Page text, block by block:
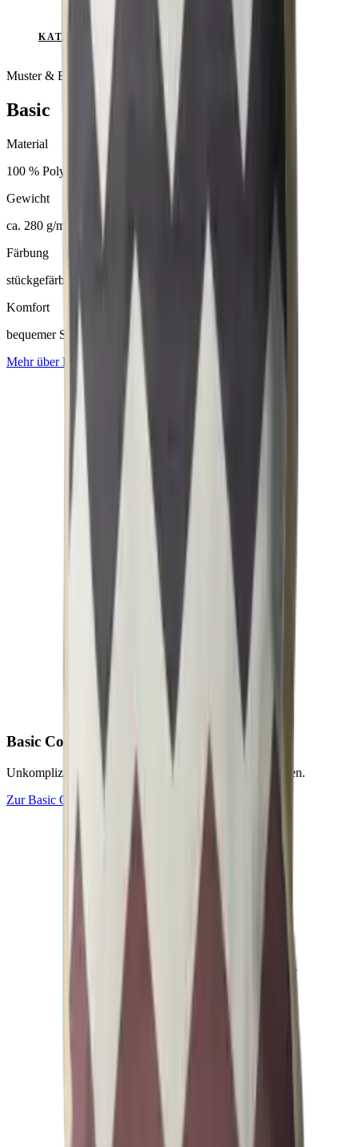
KATALOG ANSEHEN
Muster & Beratung auf Anfrage
Basic
Material
100 % Polyester
Gewicht
ca. 280 g/m²
Färbung
stückgefärbt
Komfort
bequemer Sitzkomfort
Mehr überBasic erfahren
Basic Collection
Unkomplizierte Outdoor-Textilien für starke Saisonflächen.
ZurBasic Collection